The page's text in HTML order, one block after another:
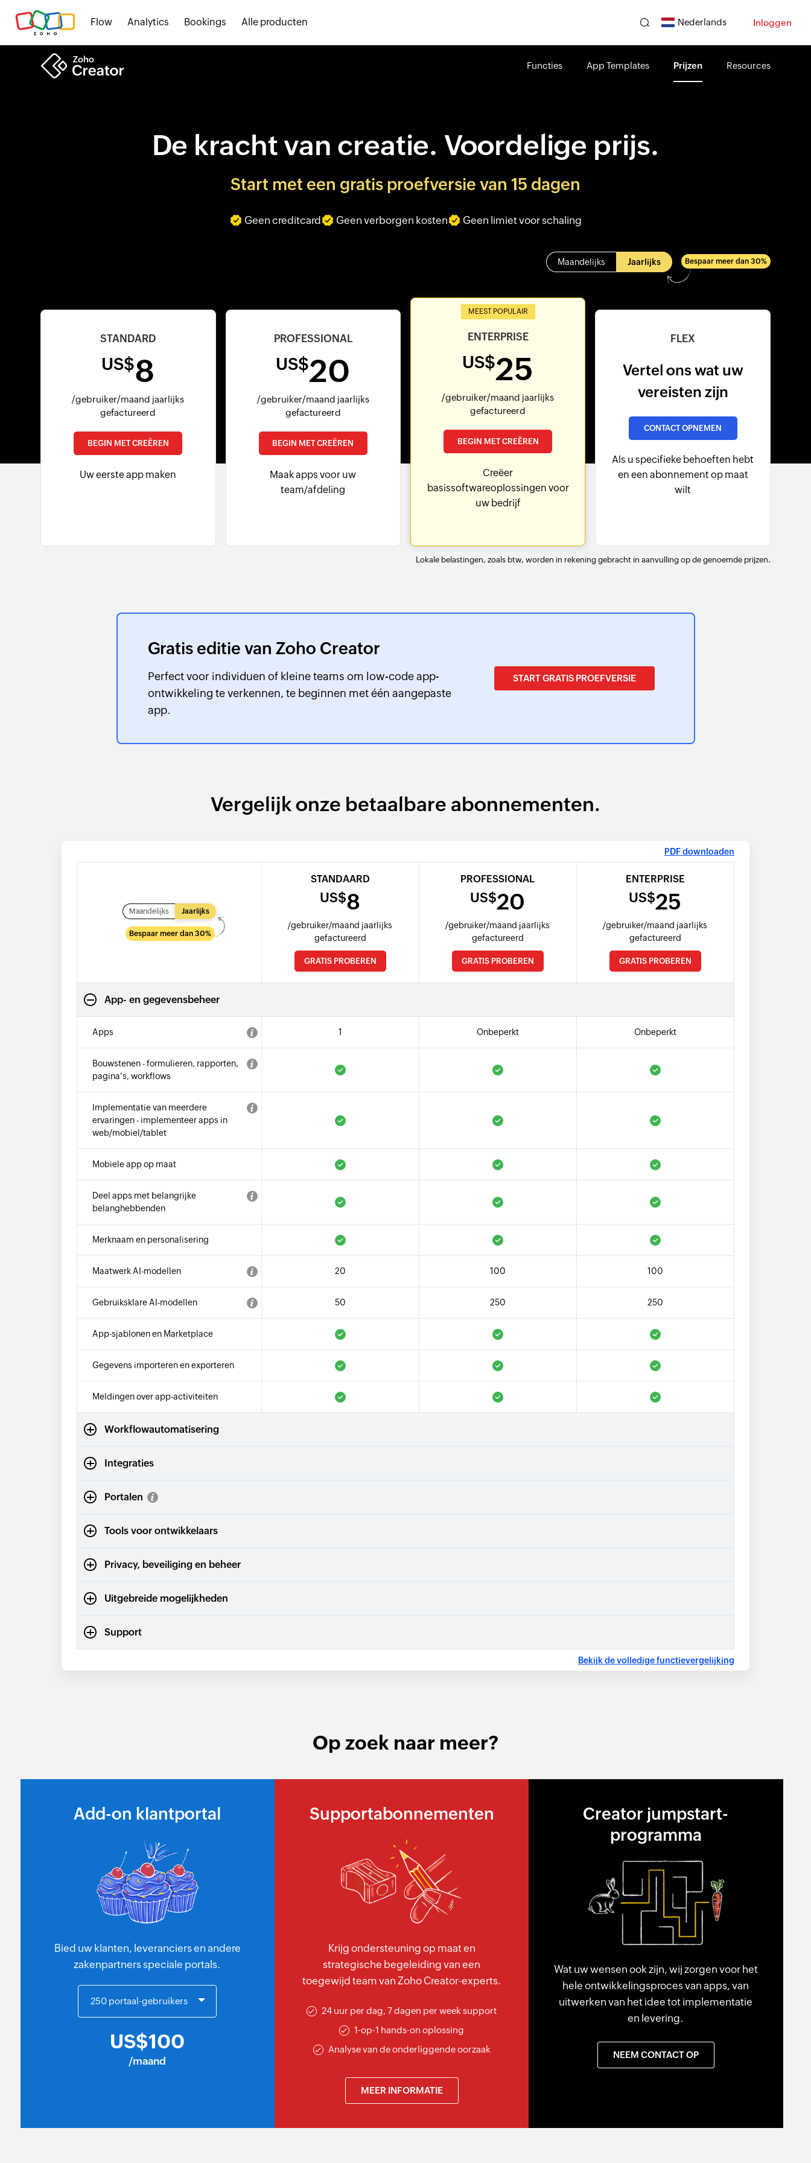
Flow Analytics Bookings Alle producten Nederlands Inloggen
Functies App Templates Prijzen Resources
De kracht van creatie. Voordelige prijs.
Start met een gratis proefversie van 15 dagen
Geen creditcard Geen verborgen kosten Geen limiet voor schaling
Maandelijks Jaarlijks Bespaar meer dan 30%
STANDARD
US$8
/gebruiker/maand jaarlijks
gefactureerd
BEGIN MET CREËREN
Uw eerste app maken
PROFESSIONAL
US$20
/gebruiker/maand jaarlijks
gefactureerd
BEGIN MET CREËREN
Maak apps voor uw
team/afdeling
MEEST POPULAIR
ENTERPRISE
US$25
/gebruiker/maand jaarlijks
gefactureerd
BEGIN MET CREËREN
Creëer
basissoftwareoplossingen voor
uw bedrijf
FLEX
Vertel ons wat uw
vereisten zijn
CONTACT OPNEMEN
Als u specifieke behoeften hebt
en een abonnement op maat
wilt
Lokale belastingen, zoals btw, worden in rekening gebracht in aanvulling op de genoemde prijzen.
Gratis editie van Zoho Creator
Perfect voor individuen of kleine teams om low-code app-
ontwikkeling te verkennen, te beginnen met één aangepaste
app.
START GRATIS PROEFVERSIE
Vergelijk onze betaalbare abonnementen.
PDF downloaden
Maandelijks Jaarlijks
Bespaar meer dan 30%
STANDAARD
US$8
/gebruiker/maand jaarlijks
gefactureerd
GRATIS PROBEREN
PROFESSIONAL
US$20
/gebruiker/maand jaarlijks
gefactureerd
GRATIS PROBEREN
ENTERPRISE
US$25
/gebruiker/maand jaarlijks
gefactureerd
GRATIS PROBEREN
App- en gegevensbeheer
Apps 1 Onbeperkt Onbeperkt
Bouwstenen - formulieren, rapporten,
pagina's, workflows
Implementatie van meerdere
ervaringen - implementeer apps in
web/mobiel/tablet
Mobiele app op maat
Deel apps met belangrijke
belanghebbenden
Merknaam en personalisering
Maatwerk AI-modellen 20 100 100
Gebruiksklare AI-modellen 50 250 250
App-sjablonen en Marketplace
Gegevens importeren en exporteren
Meldingen over app-activiteiten
Workflowautomatisering
Integraties
Portalen
Tools voor ontwikkelaars
Privacy, beveiliging en beheer
Uitgebreide mogelijkheden
Support
Bekijk de volledige functievergelijking
Op zoek naar meer?
Add-on klantportal
Bied uw klanten, leveranciers en andere
zakenpartners speciale portals.
US$100
/maand
Supportabonnementen
Krijg ondersteuning op maat en
strategische begeleiding van een
toegewijd team van Zoho Creator-experts.
24 uur per dag, 7 dagen per week support
1-op-1 hands-on oplossing
Analyse van de onderliggende oorzaak
MEER INFORMATIE
Creator jumpstart-
programma
Wat uw wensen ook zijn, wij zorgen voor het
hele ontwikkelingsproces van apps, van
uitwerken van het idee tot implementatie
en levering.
NEEM CONTACT OP